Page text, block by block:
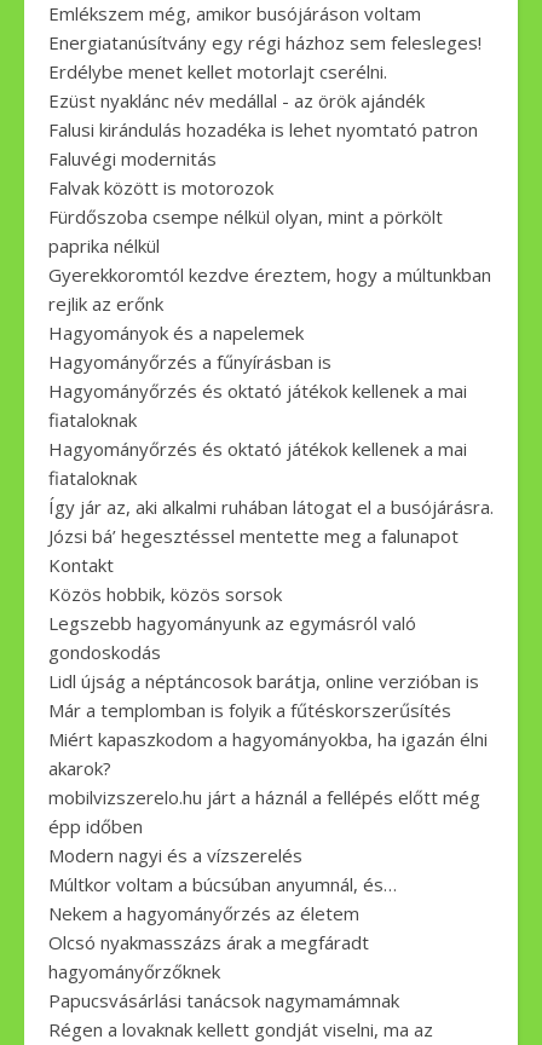
Emlékszem még, amikor busójáráson voltam
Energiatanúsítvány egy régi házhoz sem felesleges!
Erdélybe menet kellet motorlajt cserélni.
Ezüst nyaklánc név medállal - az örök ajándék
Falusi kirándulás hozadéka is lehet nyomtató patron
Faluvégi modernitás
Falvak között is motorozok
Fürdőszoba csempe nélkül olyan, mint a pörkölt
paprika nélkül
Gyerekkoromtól kezdve éreztem, hogy a múltunkban
rejlik az erőnk
Hagyományok és a napelemek
Hagyományőrzés a fűnyírásban is
Hagyományőrzés és oktató játékok kellenek a mai
fiataloknak
Hagyományőrzés és oktató játékok kellenek a mai
fiataloknak
Így jár az, aki alkalmi ruhában látogat el a busójárásra.
Józsi bá’ hegesztéssel mentette meg a falunapot
Kontakt
Közös hobbik, közös sorsok
Legszebb hagyományunk az egymásról való
gondoskodás
Lidl újság a néptáncosok barátja, online verzióban is
Már a templomban is folyik a fűtéskorszerűsítés
Miért kapaszkodom a hagyományokba, ha igazán élni
akarok?
mobilvizszerelo.hu járt a háznál a fellépés előtt még
épp időben
Modern nagyi és a vízszerelés
Múltkor voltam a búcsúban anyumnál, és…
Nekem a hagyományőrzés az életem
Olcsó nyakmasszázs árak a megfáradt
hagyományőrzőknek
Papucsvásárlási tanácsok nagymamámnak
Régen a lovaknak kellett gondját viselni, ma az